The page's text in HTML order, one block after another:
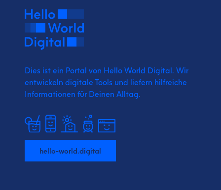
Dies ist ein Portal von Hello World Digital. Wir
entwickeln digitale Tools und liefern hilfreiche
Informationen für Deinen Alltag.
hello-world.digital